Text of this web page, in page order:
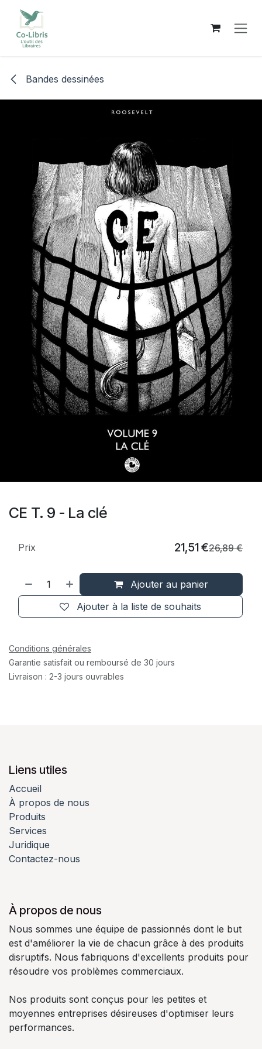
Se rendre au contenu
Bandes dessinées
CE T. 9 - La clé
Ajouter au panier
Ajouter à la liste de souhaits
Prix 21,51€26,89€
Conditions générales
Garantie satisfait ou remboursé de 30 jours
Livraison : 2-3 jours ouvrables
Liens utiles
Accueil
À propos de nous
Produits
Services
Juridique
Contactez-nous
À propos de nous
Nous sommes une équipe de passionnés dont le but
est d'améliorer la vie de chacun grâce à des produits
disruptifs. Nous fabriquons d'excellents produits pour
résoudre vos problèmes commerciaux.
Nos produits sont conçus pour les petites et
moyennes entreprises désireuses d'optimiser leurs
performances.